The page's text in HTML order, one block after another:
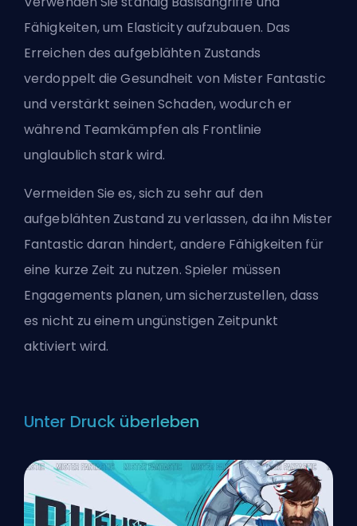
Fähigkeiten, um Elasticity aufzubauen. Das
Erreichen des aufgeblähten Zustands
verdoppelt die Gesundheit von Mister Fantastic
und verstärkt seinen Schaden, wodurch er
während Teamkämpfen als Frontlinie
unglaublich stark wird.
Vermeiden Sie es, sich zu sehr auf den
aufgeblähten Zustand zu verlassen, da ihn Mister
Fantastic daran hindert, andere Fähigkeiten für
eine kurze Zeit zu nutzen. Spieler müssen
Engagements planen, um sicherzustellen, dass
es nicht zu einem ungünstigen Zeitpunkt
aktiviert wird.
Unter Druck überleben